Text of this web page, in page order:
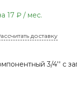
17 ₽/ мес.
доставку
3/4'' с